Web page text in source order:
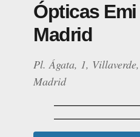
Ópticas
Madrid
Pl. Ágata, 1,
Madrid